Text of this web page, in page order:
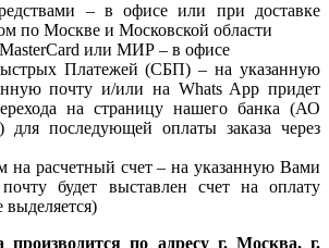
– в офисе или при доставке
по Москве и Московской области
или МИР – в офисе
Платежей (СБП) – на указанную
почту и/или на Whats App придет
на страницу нашего банка (АО
для последующей оплаты заказа через
на расчетный счет – на указанную Вами
будет выставлен счет на оплату
производится по адресу г. Москва, г.